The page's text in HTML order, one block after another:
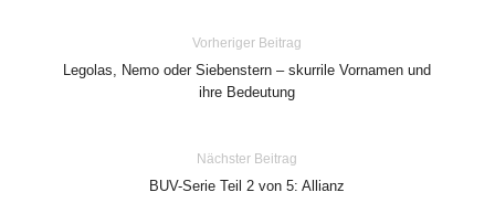
Vorheriger Beitrag
Legolas, Nemo oder Siebenstern – skurrile Vornamen und
ihre Bedeutung
Nächster Beitrag
BUV-Serie Teil 2 von 5: Allianz